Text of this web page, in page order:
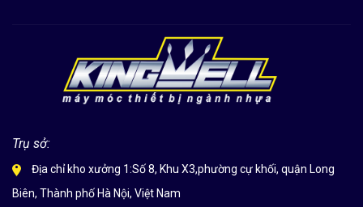
Trụ sở:
Địa chỉ kho xưởng 1:Số 8, Khu X3,phường cự khối, quận Long
Biên, Thành phố Hà Nội, Việt Nam